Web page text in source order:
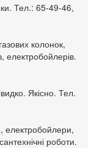
Тел.: 65-49-46,
колонок,
електробойлерів.
Якісно. Тел.
електробойлери,
роботи.